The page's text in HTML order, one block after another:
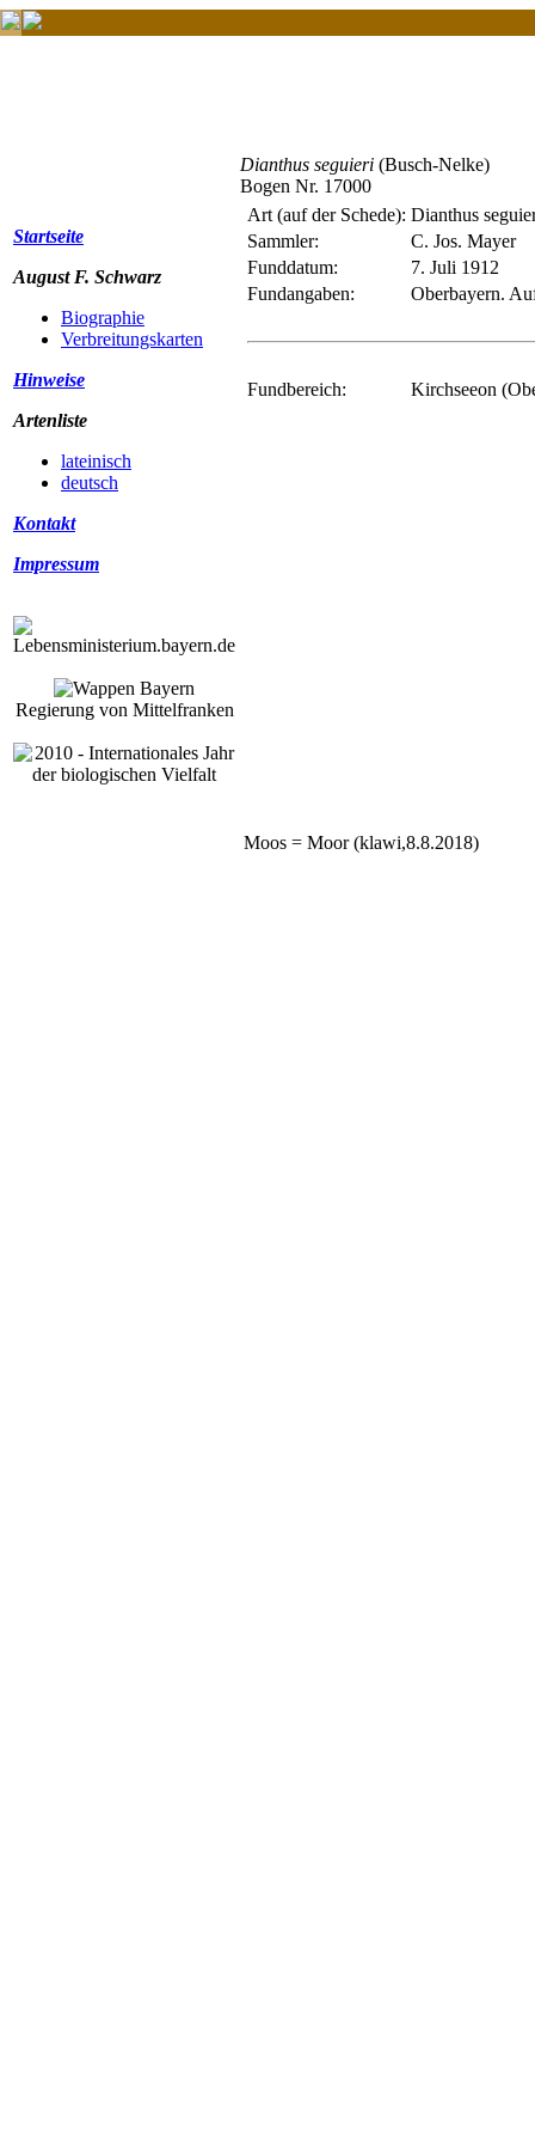
Startseite
August F. Schwarz
Biographie
Verbreitungskarten
Hinweise
Artenliste
lateinisch
deutsch
Kontakt
Impressum
Regierung von Mittelfranken
Dianthus seguieri (Busch-Nelke)
Bogen Nr. 17000
Art (auf der Schede): Dianthus
Sammler:
C. Jos. Mayer
Funddatum:
7. Juli 1912
Fundangaben:
Oberbayern.
Fundbereich: Kirchseeon
Moos = Moor (klawi,8.8.2018)